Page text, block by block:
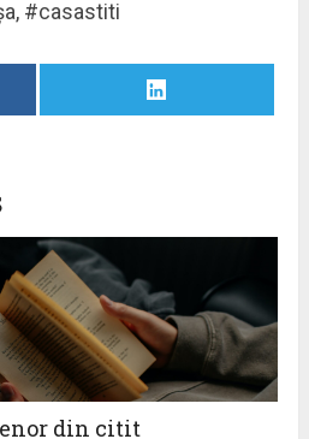
#casastiti
din citit